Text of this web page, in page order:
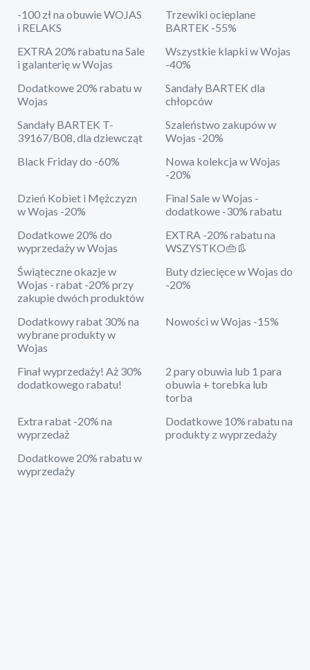
-100 zł na obuwie WOJAS
i RELAKS
Trzewiki ocieplane
BARTEK -55%
EXTRA 20% rabatu na Sale
i galanterię w Wojas
Wszystkie klapki w Wojas
-40%
Dodatkowe 20% rabatu w
Wojas
Sandały BARTEK dla
chłopców
Sandały BARTEK T-
39167/B08, dla dziewcząt
Szaleństwo zakupów w
Wojas -20%
Black Friday do -60%
Nowa kolekcja w Wojas
-20%
Dzień Kobiet i Mężczyzn
w Wojas -20%
Final Sale w Wojas -
dodatkowe -30% rabatu
Dodatkowe 20% do
wyprzedaży w Wojas
EXTRA -20% rabatu na
WSZYSTKO👜👢
Świąteczne okazje w
Wojas - rabat -20% przy
zakupie dwóch produktów
Buty dziecięce w Wojas do
-20%
Dodatkowy rabat 30% na
wybrane produkty w
Wojas
Nowości w Wojas -15%
Finał wyprzedaży! Aż 30%
dodatkowego rabatu!
2 pary obuwia lub 1 para
obuwia + torebka lub
torba
Extra rabat -20% na
wyprzedaż
Dodatkowe 10% rabatu na
produkty z wyprzedaży
Dodatkowe 20% rabatu w
wyprzedaży